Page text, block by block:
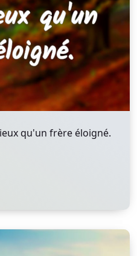
qu'un frère éloigné.